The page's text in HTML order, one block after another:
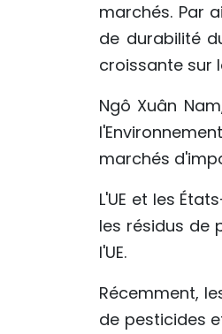
marchés. Par
de durabilité
croissante sur
Ngô Xuân
marchés
L'UE et les
les résidus de
l'UE.
Récemment,
de pesticides